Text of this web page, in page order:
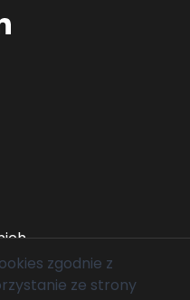
zgodnie z
ze strony